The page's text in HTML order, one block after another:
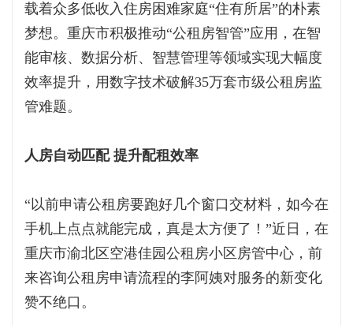
载着众多低收入住房困难家庭“住有所居”的朴素
梦想。重庆市积极推动“公租房智管”应用，在智
能审核、数据分析、智慧管理等领域实现大幅度
效率提升，用数字技术破解35万套市级公租房监
管难题。
人房自动匹配 提升配租效率
“以前申请公租房要跑好几个窗口交材料，如今在
手机上点点就能完成，真是太方便了！”近日，在
重庆市渝北区空港佳园公租房小区房管中心，前
来咨询公租房申请流程的李阿姨对服务的新变化
赞不绝口。